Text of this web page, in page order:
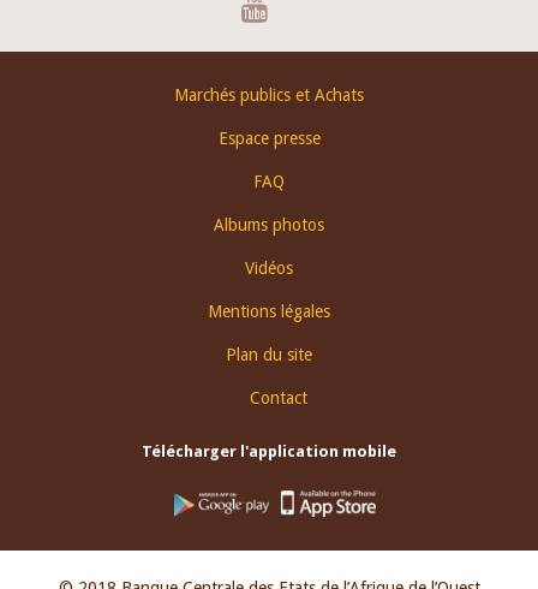
Marchés publics et Achats
Espace presse
FAQ
Albums photos
Vidéos
Mentions légales
Plan du site
Contact
Télécharger l'application mobile